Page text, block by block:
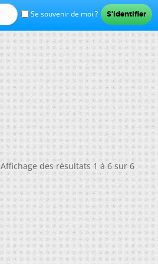
Se souvenir de moi ?
Affichage des résultats 1 à 6 sur 6